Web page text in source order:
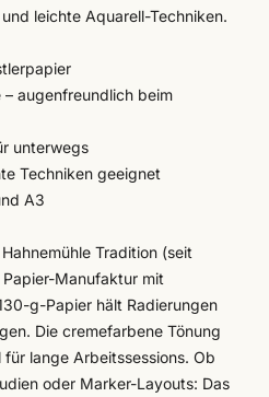
und leichte Aquarell-Techniken.
augenfreundlich beim
unterwegs
Techniken geeignet
A3
Hahnemühle Tradition (seit
Manufaktur mit
g-Papier hält Radierungen
Die cremefarbene Tönung
lange Arbeitssessions. Ob
oder Marker-Layouts: Das